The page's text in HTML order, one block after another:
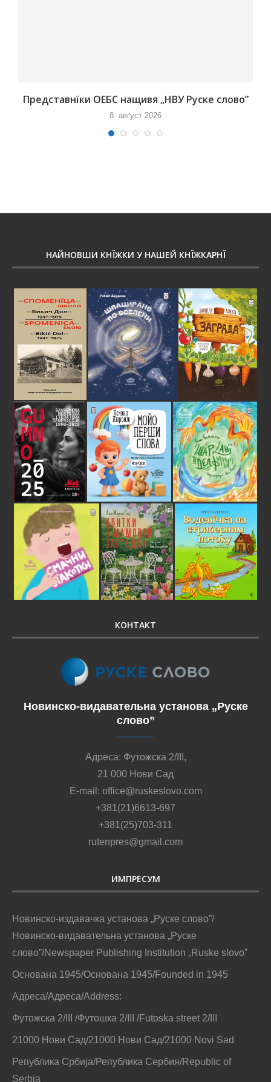
Представнїки ОЕБС нащивя „НВУ Руске слово”
8. авґуст 2026
НАЙНОВШИ КНЇЖКИ У НАШЕЙ КНЇЖКАРНЇ
КОНТАКТ
Новинско-видавательна установа „Руске
слово”
Адреса: Футожска 2/III,
21 000 Нови Сад
E-mail: office@ruskeslovo.com
+381(21)6613-697
+381(25)703-311
rutenpres@gmail.com
ИМПРЕСУМ
Новинско-издавачка установа „Руске слово”/
Новинско-видавательна установа „Руске
слово”/Newspaper Publishing Institution „Ruske slovo”
Основана 1945/Основана 1945/Founded in 1945
Адреса/Адреса/Address:
Футожска 2/III /Футошка 2/III /Futoska street 2/III
21000 Нови Сад/21000 Нови Сад/21000 Novi Sad
Република Србија/Република Сербия/Republic of
Serbia